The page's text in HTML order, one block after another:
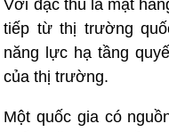
Với đặc thù là mặt
tiếp từ thị trường
năng lực hạ tầng
của thị trường.
Một quốc gia có